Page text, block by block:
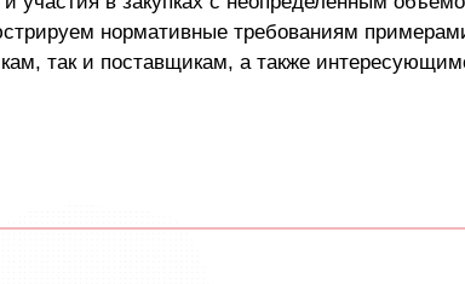
нормативные требованиям
так и поставщикам, а также